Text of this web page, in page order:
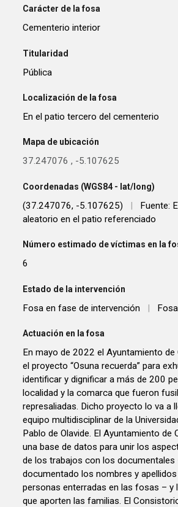
Carácter de la fosa
Cementerio interior
Titularidad
Pública
Localización de la fosa
En el patio tercero del cementerio
Mapa de ubicación
37.247076 , -5.107625
Coordenadas (WGS84 - lat/long)
(37.247076, -5.107625) |
Fuente:
aleatorio en el patio referenciado
Número estimado de víctimas en la
6
Estado de la intervención
Fosa en fase de intervención |
Actuación en la fosa
En mayo de 2022 el Ayuntamiento de
el proyecto “Osuna recuerda” para
identificar y dignificar a más de 200
localidad y la comarca que fueron
represaliadas. Dicho proyecto lo va a
equipo multidisciplinar de la
Pablo de Olavide. El Ayuntamiento de
una base de datos para unir los
de los trabajos con los documentales
documentado los nombres y
personas enterradas en las fosas – y
que aporten las familias. El